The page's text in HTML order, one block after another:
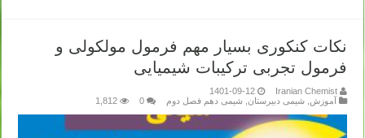
نکات کنکوری بسیار مهم فرمول مولکولی و
فرمول تجربی ترکیبات شیمیایی
Iranian Chemist
1401-09-12
آموزش شیمی دبیرستان شیمی دهم فصل دوم 0
1,812